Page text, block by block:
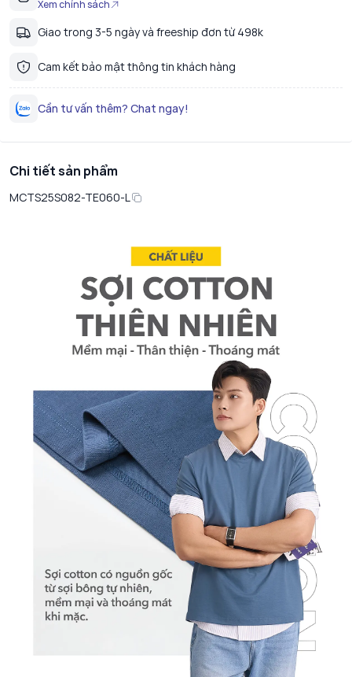
Xem chính sách
Giao trong 3-5 ngày và freeship đơn từ 498k
Cam kết bảo mật thông tin khách hàng
Cần tư vấn thêm? Chat ngay!
Chi tiết sản phẩm
MCTS25S082-TE060-L